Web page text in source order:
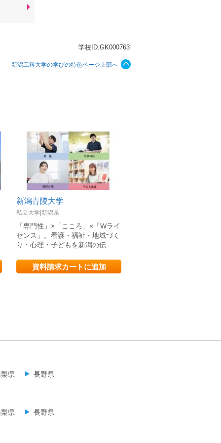
学校ID.GK000763
新潟工科大学の学びの特色ページ上部へ
新潟青陵大学
私立大学|新潟県
「専門性」×「こころ」×「Wライ
センス」。看護・福祉・地域づく
り・心理・子どもを新潟の伝…
資料請求カートに追加
県 長野県
県 長野県